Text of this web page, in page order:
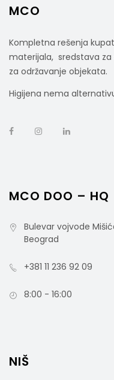
1.500,00rsd
MCO
Kompletna rešenja
materijala, sredstava
za održavanje objekata.
Higijena nema
MCO DOO – HQ
Bulevar vojvode
Beograd
+381 11 236 92 09
8:00 - 16:00
NIŠ